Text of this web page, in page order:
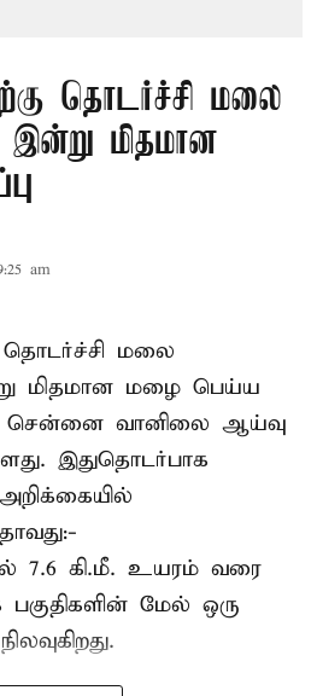
தொடர்ச்சி மலை
மிதமான
am
தொடர்ச்சி மலை
மிதமான மழை பெய்ய
சென்னை வானிலை ஆய்வு
இதுதொடர்பாக
7.6 கி.மீ. உயரம் வரை
மேல் ஒரு